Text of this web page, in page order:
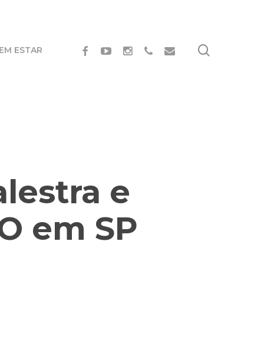
ESTAR FACEBOOKYOUTUBEINSTAGRAM
PHONEEMAIL
e
em SP